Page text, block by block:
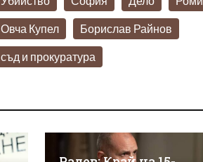
Овча Купел Борислав Райнов
съд и прокуратура